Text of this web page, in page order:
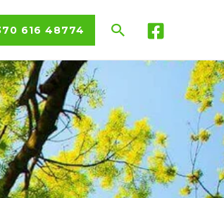
616 48774 Paieška